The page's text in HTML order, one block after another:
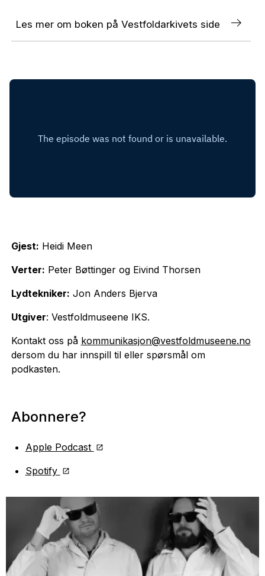
Les mer om boken på Vestfoldarkivets side
Gjest: Heidi Meen
Verter: Peter Bøttinger og Eivind Thorsen
Lydtekniker: Jon Anders Bjerva
Utgiver: Vestfoldmuseene IKS.
Kontakt oss på kommunikasjon@vestfoldmuseene.no
dersom du har innspill til eller spørsmål om
podkasten.
Abonnere?
Apple Podcast
Spotify